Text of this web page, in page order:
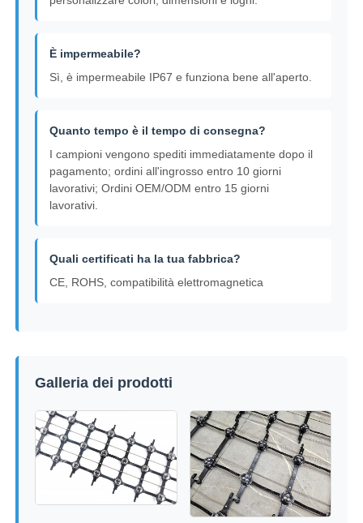
È impermeabile?
Sì, è impermeabile IP67 e funziona bene all'aperto.
Quanto tempo è il tempo di consegna?
I campioni vengono spediti immediatamente dopo il
pagamento; ordini all'ingrosso entro 10 giorni
lavorativi; Ordini OEM/ODM entro 15 giorni
lavorativi.
Quali certificati ha la tua fabbrica?
CE, ROHS, compatibilità elettromagnetica
Galleria dei prodotti